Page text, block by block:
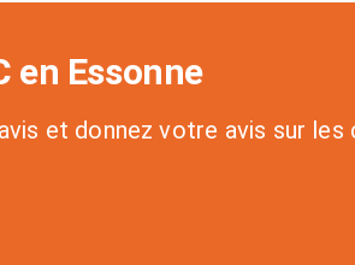
en Essonne
et donnez votre avis sur les